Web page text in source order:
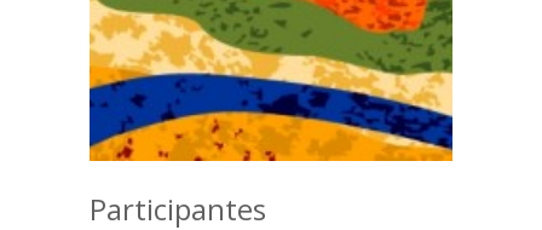
Participantes